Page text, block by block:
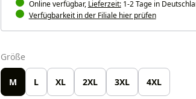
Online verfügbar, Lieferzeit:1-2 Tage in
Verfügbarkeit in der Filiale hier prüfen
Größeauswählen
M L XL 2XL 3XL 4XL